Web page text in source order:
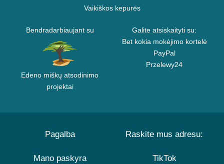
Vaikiškos kepurės
Bendradarbiaujant su
Edeno miškų atsodinimo
projektai
Galite atsiskaityti su:
Bet kokia mokėjimo kortelė
PayPal
Przelewy24
Pagalba
Mano paskyra
Raskite mus adresu:
TikTok